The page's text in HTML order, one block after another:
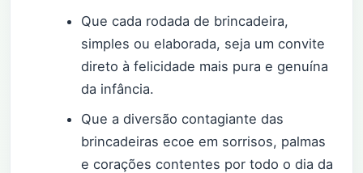
Que cada rodada de brincadeira,
simples ou elaborada, seja um convite
direto à felicidade mais pura e genuína
da infância.
Que a diversão contagiante das
brincadeiras ecoe em sorrisos, palmas
e corações contentes por todo o dia da